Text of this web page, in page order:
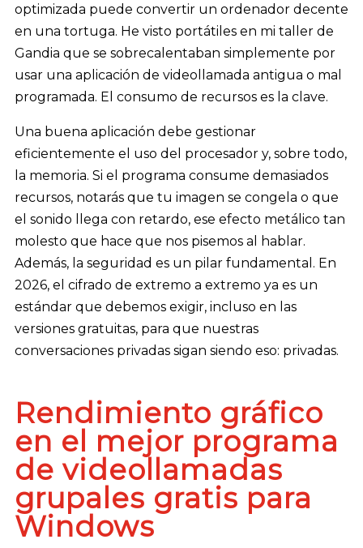
optimizada puede convertir un ordenador decente
en una tortuga. He visto portátiles en mi taller de
Gandia que se sobrecalentaban simplemente por
usar una aplicación de videollamada antigua o mal
programada. El consumo de recursos es la clave.
Una buena aplicación debe gestionar
eficientemente el uso del procesador y, sobre todo,
la memoria. Si el programa consume demasiados
recursos, notarás que tu imagen se congela o que
el sonido llega con retardo, ese efecto metálico tan
molesto que hace que nos pisemos al hablar.
Además, la seguridad es un pilar fundamental. En
2026, el cifrado de extremo a extremo ya es un
estándar que debemos exigir, incluso en las
versiones gratuitas, para que nuestras
conversaciones privadas sigan siendo eso: privadas.
Rendimiento gráfico
en el mejor programa
de videollamadas
grupales gratis para
Windows